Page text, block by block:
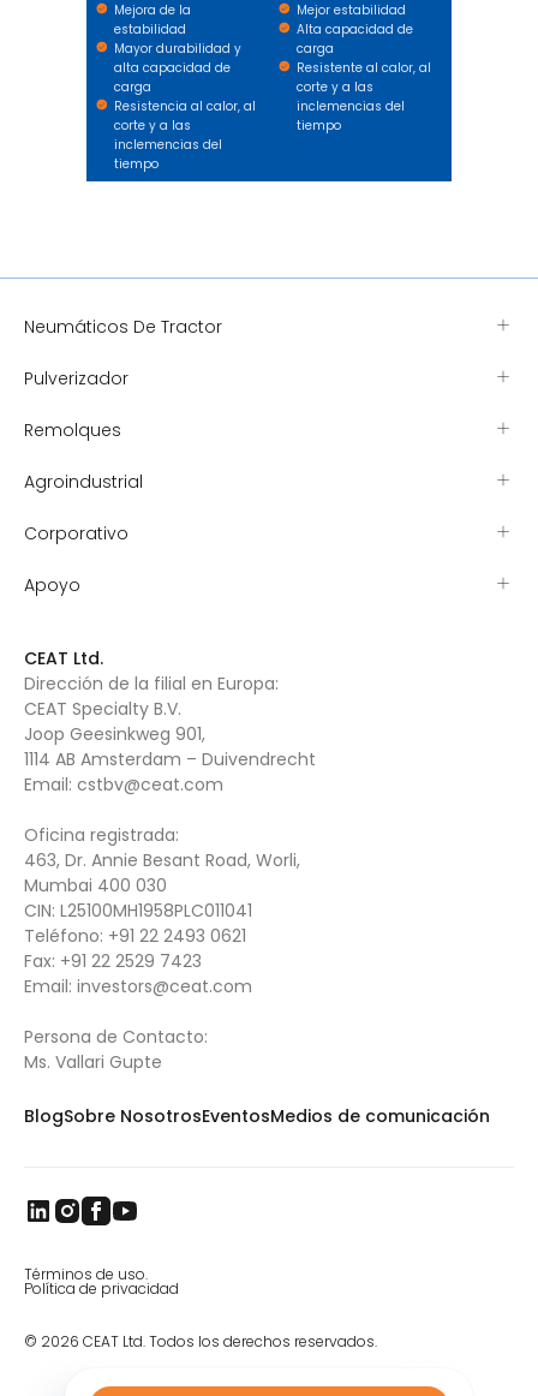
Mejora de la
estabilidad
Mayor durabilidad y
alta capacidad de
carga
Resistencia al calor, al
corte y a las
inclemencias del
tiempo
Mejor estabilidad
Alta capacidad de
carga
Resistente al calor, al
corte y a las
inclemencias del
tiempo
Neumáticos De Tractor
Pulverizador
Remolques
Agroindustrial
Corporativo
Apoyo
CEAT Ltd.
Dirección de la filial en Europa:
CEAT Specialty B.V.
Joop Geesinkweg 901,
1114 AB Amsterdam – Duivendrecht
Email: cstbv@ceat.com
Oficina registrada:
463, Dr. Annie Besant Road, Worli,
Mumbai 400 030
CIN: L25100MH1958PLC011041
Teléfono: +91 22 2493 0621
Fax: +91 22 2529 7423
Email: investors@ceat.com
Persona de Contacto:
Ms. Vallari Gupte
BlogSobre NosotrosEventosMedios de comunicación
© 2026 CEAT Ltd. Todos los derechos reservados.
Términos de uso.
Política de privacidad